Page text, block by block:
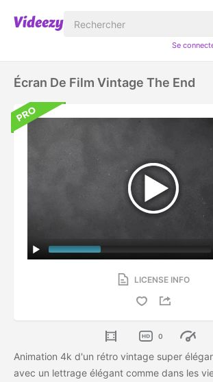
Se
Écran De Film Vintage The End
LICENSE INFO
0
Animation 4k d'un rétro vintage super
avec un lettrage élégant comme dans les